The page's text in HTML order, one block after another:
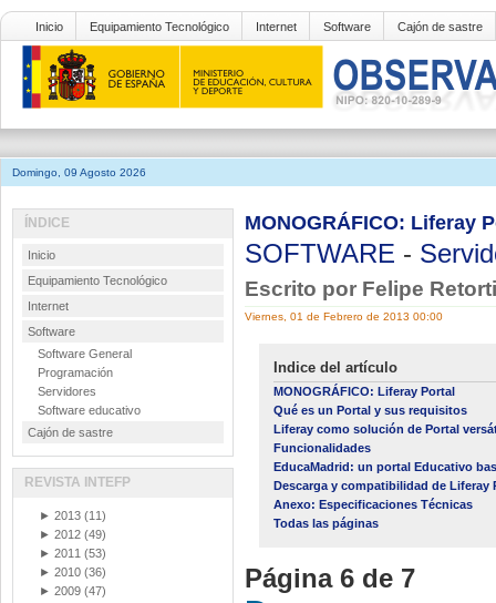
Inicio Equipamiento Tecnológico Internet Software Cajón de sastre
Domingo, 09 Agosto 2026
MONOGRÁFICO: Liferay
SOFTWARE -
Escrito por Felipe
Viernes, 01 de Febrero de 2013 00:00
Indice del artículo
MONOGRÁFICO: Liferay Portal
Qué es un Portal y sus requisitos
Liferay como solución de Portal
Funcionalidades
EducaMadrid: un portal Educativo
Descarga y compatibilidad de Liferay
Anexo: Especificaciones Técnicas
Todas las páginas
Página 6 de 7
ÍNDICE
Inicio
Equipamiento Tecnológico
Internet
Software
Software General
Programación
Servidores
Software educativo
Cajón de sastre
REVISTA INTEFP
► 2013 (11)
► 2012 (49)
► 2011 (53)
► 2010 (36)
► 2009 (47)